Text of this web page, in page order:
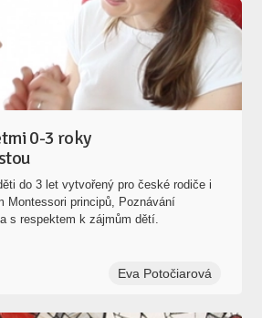
0-3 roky
do 3 let vytvořený pro české rodiče i
Montessori principů, Poznávání
s respektem k zájmům dětí.
Eva Potočiarová